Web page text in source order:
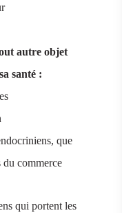
autre objet
santé :
que
commerce
qui portent les